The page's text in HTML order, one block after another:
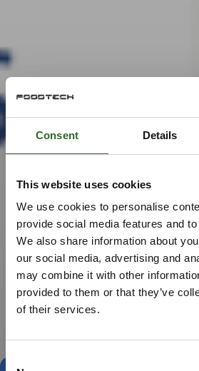
Consent Details
This website uses cookies
We use cookies to personalise
provide social media features and
We also share information about
our social media, advertising and
may combine it with other
provided to them or that they’ve
of their services.
Consent